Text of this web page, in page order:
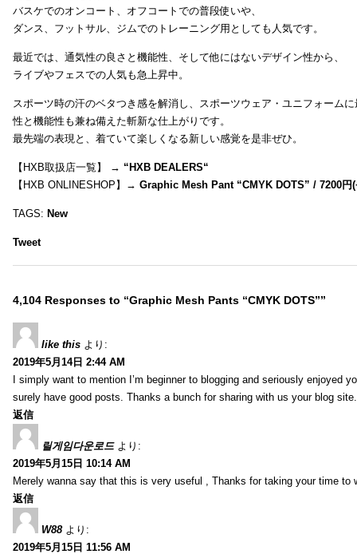
バスケでのオンコート、オフコートでの普段使いや、
ダンス、フットサル、ジムでのトレーニング用としても人気です。
最近では、通気性の良さと機能性、そして他にはないデザイン性から、
ライブやフェスでの人気も急上昇中。
スポーツ時の汗のベタつき感を解消し、スポーツウェア・ユニフォーム
性と機能性も兼ね備えた斬新な仕上がりです。
最先端の表現と、着ていて楽しくなる新しい感覚を是非ぜひ。
【HXB取扱店一覧】 → “HXB DEALERS“
【HXB ONLINESHOP】→ Graphic Mesh Pant “CMYK DOTS” / 7200円
TAGS: New
Tweet
4,104 Responses to “Graphic Mesh Pants “CMYK DOTS””
like this より:
2019年5月14日 2:44 AM
I simply want to mention I’m beginner to blogging and seriously enjoyed
surely have good posts. Thanks a bunch for sharing with us your blog site.
返信
릴게임다운로드 より:
2019年5月15日 10:14 AM
Merely wanna say that this is very useful , Thanks for taking your time to
返信
W88 より:
2019年5月15日 11:56 AM